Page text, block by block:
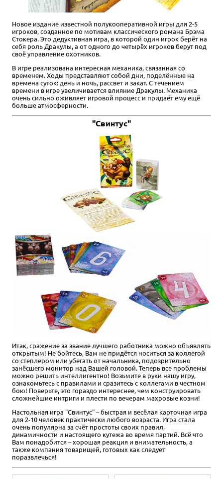
Новое издание известной полукооперативной игры для 2-5
игроков, созданное по мотивам классического романа Брэма
Стокера. Это дедуктивная игра, в которой один игрок берёт на
себя роль Дракулы, а от одного до четырёх игроков берут под
своё управление охотников.
В игре реализована интересная механика, связанная со
временем. Ходы представляют собой дни, поделённые на
времена суток: день и ночь, рассвет и закат. С течением
времени в игре увеличивается влияние Дракулы. Механика
очень сильно оживляет игровой процесс и придаёт ему ещё
больше атмосферности.
"Свинтус"
Итак, сражение за звание лучшего работника можно объявлять
открытым! Не бойтесь, Вам не придётся носиться за коллегой
со степлером или убегать от начальника, подозрительно
занёсшего монитор над Вашей головой. Теперь все проблемы
можно решить интеллигентно! Возьмите в руки нашу игру,
ознакомьтесь с правилами и сразитесь с коллегами в честном
бою! Поверьте, это гораздо интереснее, чем конструировать
сложнейшие интриги и плести по вечерам махровые козни!
Настольная игра "Свинтус" – быстрая и весёлая карточная игра
для 2-10 человек практически любого возраста. Игра стала
очень популярна за счёт простоты своих правил,
динамичности и настоящего кутежа во время партий. Всё что
Вам понадобится – хорошая реакция и внимательность, а
также компания товарищей, готовых как следует
поразвлечься!